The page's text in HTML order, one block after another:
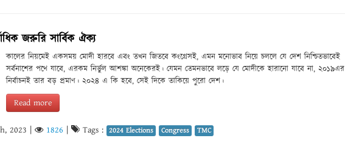
জরুরি সার্বিক ঐক্য
কালের নিয়মেই একসময় মোদী হারবে এবং তখন জিতবে কংগ্রেসই, এমন মনোভাব নিয়ে চললে যে দেশ নিশ্চিতভাবেই
সর্বনাশের পথে যাবে, এরকম নির্ভুল আশঙ্কা অনেকেরই। যেমন তেমনভাবে লড়ে যে মোদীকে হারানো যাবে না, ২০১৯এর
নির্বাচনই তার বড় প্রমাণ। ২০২৪ এ কি হবে, সেই দিকে তাকিয়ে পুরো দেশ।
Read more
2023 | 1826 | Tags : 2024 Elections Congress TMC